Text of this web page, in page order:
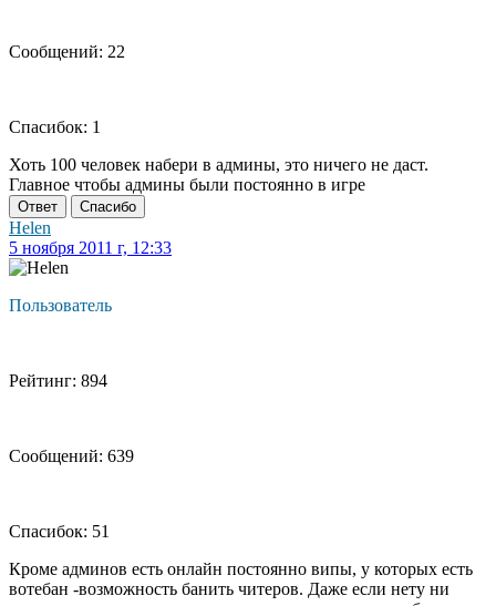
Сообщений: 22
Спасибок: 1
Хоть 100 человек набери в админы, это ничего не даст.
Главное чтобы админы были постоянно в игре
Ответ Спасибо
Helen
5 ноября 2011 г, 12:33
Пользователь
Рейтинг: 894
Сообщений: 639
Спасибок: 51
Кроме админов есть онлайн постоянно випы, у которых есть
вотебан -возможность банить читеров. Даже если нету ни